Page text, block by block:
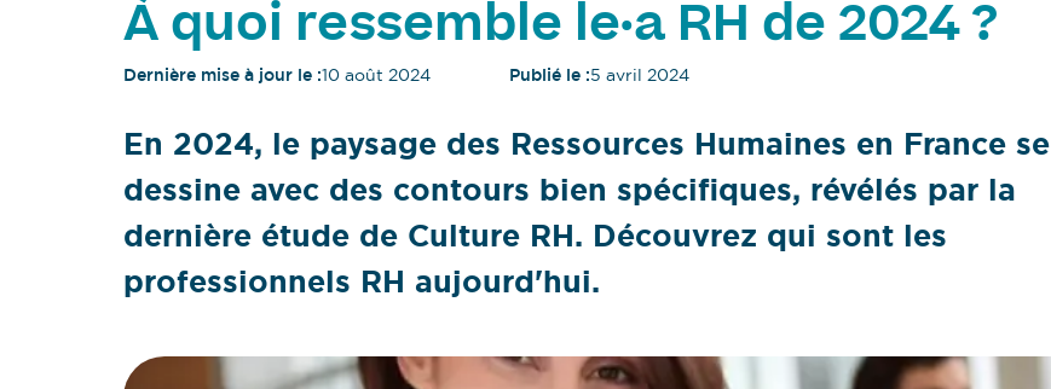
À quoi ressemble le·a RH de 2024 ?
Dernière mise à jour le :10 août 2024 Publié le :5 avril 2024
En 2024, le paysage des Ressources Humaines en France se
dessine avec des contours bien spécifiques, révélés par la
dernière étude de Culture RH. Découvrez qui sont les
professionnels RH aujourd'hui.